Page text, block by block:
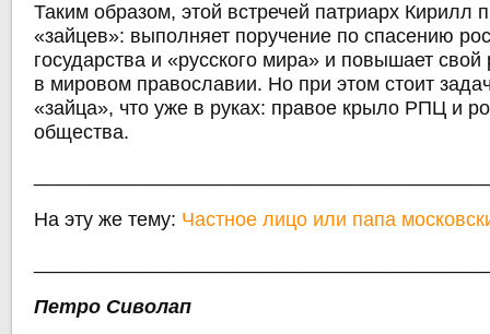
Таким образом, этой встречей патриарх Кирилл
«зайцев»: выполняет поручение по спасению
государства и «русского мира» и повышает свой
в мировом православии. Но при этом стоит
«зайца», что уже в руках: правое крыло РПЦ и
общества.
На эту же тему: Частное лицо или папа
Петро Сиволап